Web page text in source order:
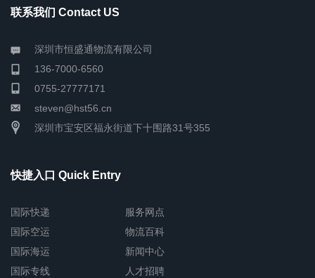
联系我们 Contact US
深圳市恒盛通物流有限公司
136-7000-6560
0755-27777171
steven@hst56.cn
深圳市宝安区福永街道下十围路31号355
快捷入口 Quick Entry
国际快递
国际空运
国际海运
国际专线
服务网点
物流百科
新闻中心
人才招聘